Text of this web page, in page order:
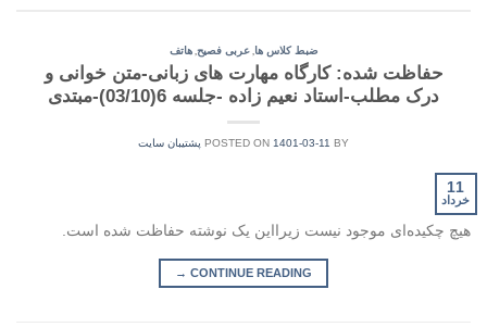
ضبط کلاس ها عربی فصیح هاتف
حفاظت شده: کارگاه مهارت های زبانی-متن خوانی و
درک مطلب-استاد نعیم زاده -جلسه 6(03/10)-مبتدی
POSTED ON 1401-03-11 BY پشتیبان سایت
11
خرداد
هیچ چکیده‌ای موجود نیست زیرا‌این یک نوشته حفاظت شده است.
CONTINUE READING
→